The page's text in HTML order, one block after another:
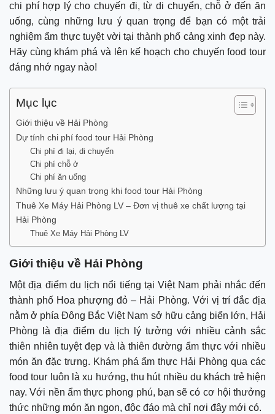
chi phí hợp lý cho chuyến đi, từ di chuyển, chỗ ở đến ăn
uống, cùng những lưu ý quan trọng để bạn có một trải
nghiệm ẩm thực tuyệt vời tại thành phố cảng xinh đẹp này.
Hãy cùng khám phá và lên kế hoạch cho chuyến food tour
đáng nhớ ngay nào!
Mục lục
Giới thiệu về Hải Phòng
Dự tính chi phí food tour Hải Phòng
Chi phí đi lại, di chuyển
Chi phí chỗ ở
Chi phí ăn uống
Những lưu ý quan trọng khi food tour Hải Phòng
Thuê Xe Máy Hải Phòng LV – Đơn vị thuê xe chất lượng tại
Hải Phòng
Thuê Xe Máy Hải Phòng LV
Giới thiệu về Hải Phòng
Một địa điểm du lịch nổi tiếng tại Việt Nam phải nhắc đến
thành phố Hoa phượng đỏ – Hải Phòng. Với vị trí đắc địa
nằm ở phía Đông Bắc Việt Nam sở hữu cảng biển lớn, Hải
Phòng là địa điểm du lịch lý tưởng với nhiều cảnh sắc
thiên nhiên tuyệt đẹp và là thiên đường ẩm thực với nhiều
món ăn đặc trưng. Khám phá ẩm thực Hải Phòng qua các
food tour luôn là xu hướng, thu hút nhiều du khách trẻ hiện
nay. Với nền ẩm thực phong phú, bạn sẽ có cơ hội thưởng
thức những món ăn ngon, độc đáo mà chỉ nơi đây mới có.